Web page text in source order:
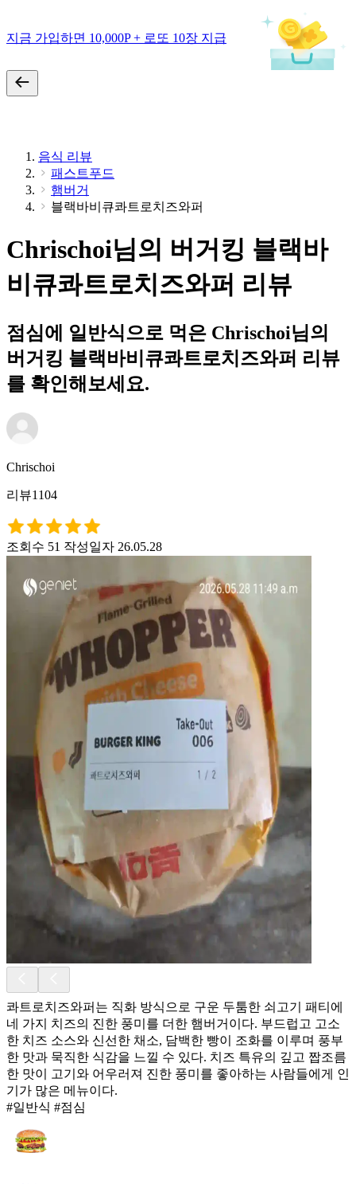
지금 가입하면 10,000P + 로또 10장 지급
음식 리뷰
패스트푸드
햄버거
블랙바비큐콰트로치즈와퍼
Chrischoi님의 버거킹 블랙바
비큐콰트로치즈와퍼 리뷰
점심에 일반식으로 먹은 Chrischoi님의
버거킹 블랙바비큐콰트로치즈와퍼 리뷰
를 확인해보세요.
Chrischoi
리뷰1104
조회수 51 작성일자 26.05.28
콰트로치즈와퍼는 직화 방식으로 구운 두툼한 쇠고기 패티에
네 가지 치즈의 진한 풍미를 더한 햄버거이다. 부드럽고 고소
한 치즈 소스와 신선한 채소, 담백한 빵이 조화를 이루며 풍부
한 맛과 묵직한 식감을 느낄 수 있다. 치즈 특유의 깊고 짭조름
한 맛이 고기와 어우러져 진한 풍미를 좋아하는 사람들에게 인
기가 많은 메뉴이다.
#일반식 #점심